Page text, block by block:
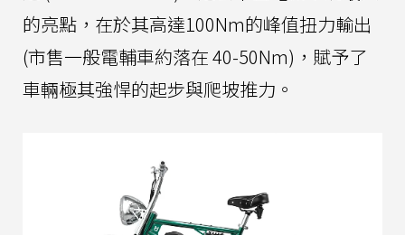
的亮點，在於其高達100Nm的峰值扭力輸出
(市售一般電輔車約落在 40-50Nm)，賦予了
車輛極其強悍的起步與爬坡推力。